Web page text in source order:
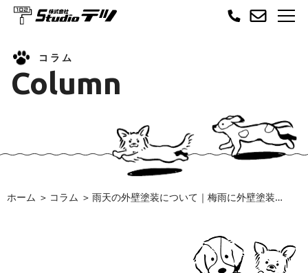
コラム
Column
ホーム コラム 雨天の外壁塗装について｜梅雨に外壁塗装を行うメリットと注意点を解説